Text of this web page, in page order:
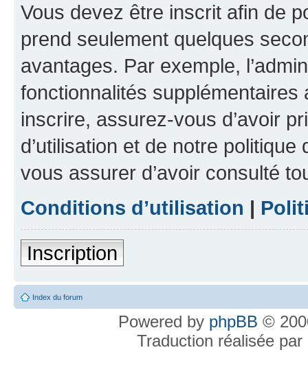
Vous devez être inscrit afin de
prend seulement quelques
avantages. Par exemple,
fonctionnalités
inscrire, assurez-vous d’avoir
d’utilisation et de notre
vous assurer d’avoir consulté
Conditions d’utilisation |
Inscription
Index du forum
Powered by phpBB ©
Traduction réalisée par